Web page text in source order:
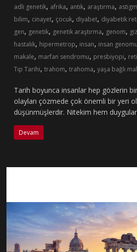
adli genetik, afrika, antik, araştırma,
bilim, cinayet, çocuk, diyabet, diyabetik
gen, genetik, genetik araştırma, genom,
hastalık, hipermetrop, insan, insan genomu
makale, marfan sendromu, presbiyopi,
Tıp Tarihi,trahom,trahoma,yaşa bağlı
Tarih boyunca insanlar hep gözlerin bir
olayları çözmede çok önemli bir yeri
düşünmüşlerdir. Nitekim hem
Devam